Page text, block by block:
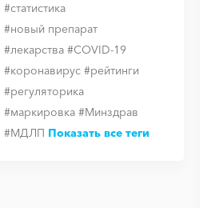
#статистика
#новый препарат
#лекарства #COVID-19
#коронавирус #рейтинги
#регуляторика
#маркировка #Минздрав
#МДЛП Показать все теги